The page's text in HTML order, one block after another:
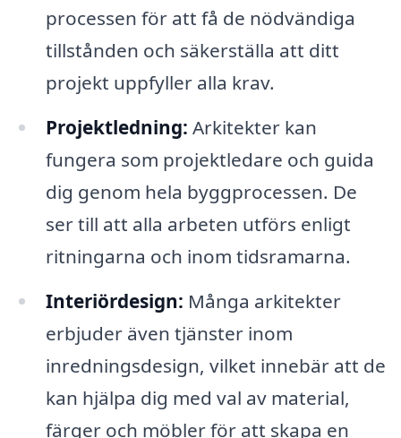
processen för att få de nödvändiga
tillstånden och säkerställa att ditt
projekt uppfyller alla krav.
Projektledning: Arkitekter kan
fungera som projektledare och guida
dig genom hela byggprocessen. De
ser till att alla arbeten utförs enligt
ritningarna och inom tidsramarna.
Interiördesign: Många arkitekter
erbjuder även tjänster inom
inredningsdesign, vilket innebär att de
kan hjälpa dig med val av material,
färger och möbler för att skapa en